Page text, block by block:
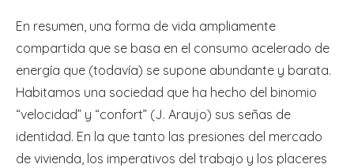
En resumen, una forma de vida ampliamente
compartida que se basa en el consumo acelerado de
energía que (todavía) se supone abundante y barata.
Habitamos una sociedad que ha hecho del binomio
“velocidad” y “confort” (J. Araujo) sus señas de
identidad. En la que tanto las presiones del mercado
de vivienda, los imperativos del trabajo y los placeres